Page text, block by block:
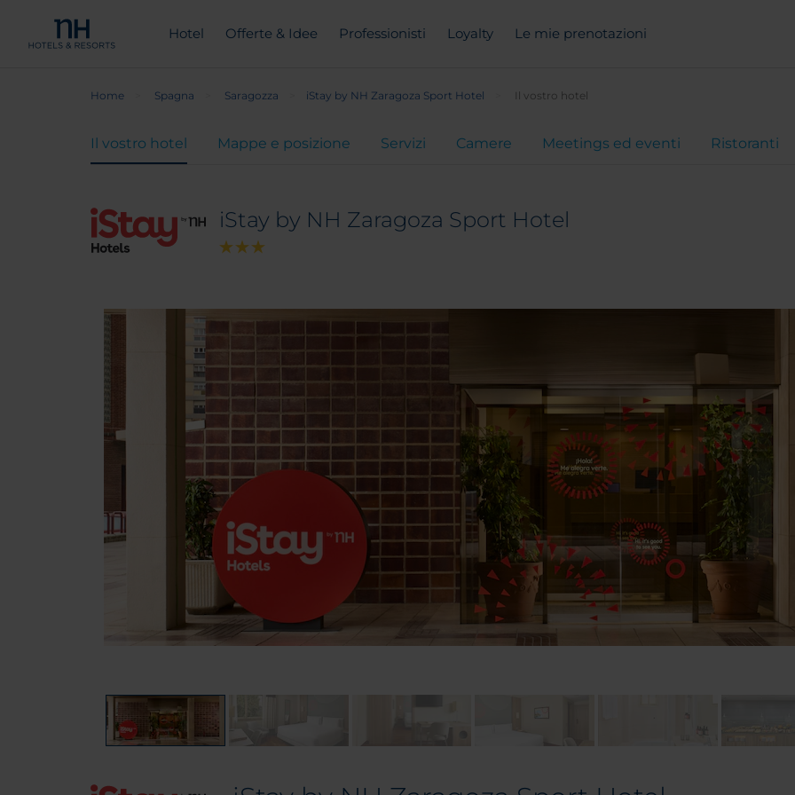
Hotel Offerte & Idee Professionisti Loyalty Le mie prenotazioni
Home Spagna Saragozza iStay by NH Zaragoza Sport Hotel Il vostro hotel
Il vostro hotel Mappe e posizione Servizi Camere Meetings ed eventi Ristoranti
iStay by NH Zaragoza Sport Hotel